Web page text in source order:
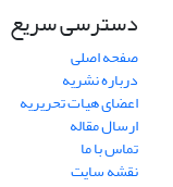
دسترسی سریع
صفحه اصلی
درباره نشریه
اعضای هیات تحریریه
ارسال مقاله
تماس با ما
نقشه سایت